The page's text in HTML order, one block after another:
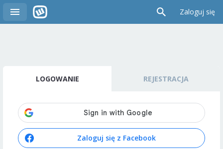
Zaloguj się
LOGOWANIE REJESTRACJA
Zaloguj się z Facebook